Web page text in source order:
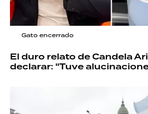
Gato encerrado
El duro relato de Candela
declarar: "Tuve